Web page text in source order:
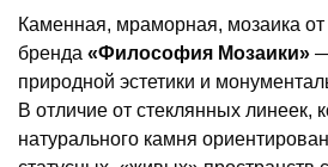
Каменная, мраморная, мозаика от
бренда «Философия Мозаики»
природной эстетики и
В отличие от стеклянных линеек,
натурального камня